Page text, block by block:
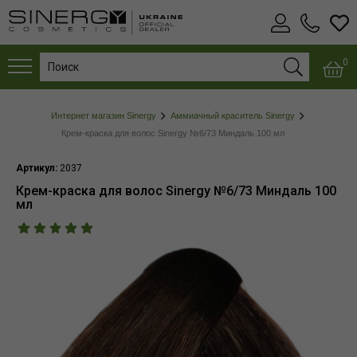
0
Интернет магазин Sinergy
Аммиачный краситель Sinergy
Крем-краска для волос Sinergy №6/73 Миндаль 100 мл
Артикул: 2037
Крем-краска для волос Sinergy №6/73 Миндаль 100
мл